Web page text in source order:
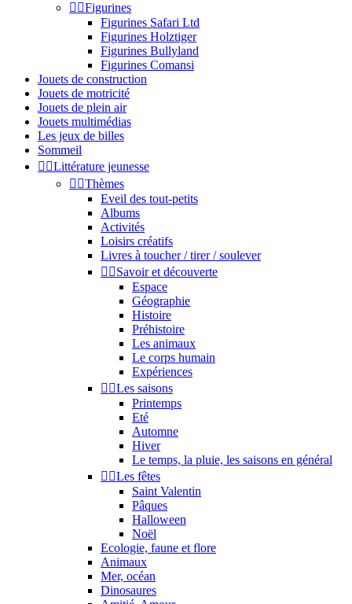
 Figurines
Figurines Safari Ltd
Figurines Holztiger
Figurines Bullyland
Figurines Comansi
Jouets de construction
Jouets de motricité
Jouets de plein air
Jouets multimédias
Les jeux de billes
Sommeil
 Littérature jeunesse
 Thèmes
Eveil des tout-petits
Albums
Activités
Loisirs créatifs
Livres à toucher / tirer / soulever
 Savoir et découverte
Espace
Géographie
Histoire
Préhistoire
Les animaux
Le corps humain
Expériences
 Les saisons
Printemps
Eté
Automne
Hiver
Le temps, la pluie, les saisons en général
 Les fêtes
Saint Valentin
Pâques
Halloween
Noël
Ecologie, faune et flore
Animaux
Mer, océan
Dinosaures